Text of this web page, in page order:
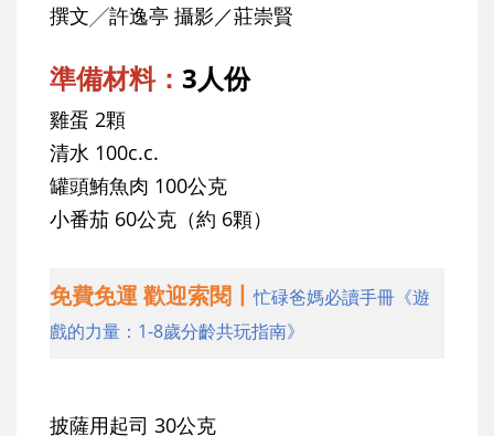
撰文╱許逸亭 攝影／莊崇賢
準備材料： 3人份
雞蛋 2顆
清水 100c.c.
罐頭鮪魚肉 100公克
小番茄 60公克（約 6顆）
免費免運 歡迎索閱丨忙碌爸媽必讀手冊《遊
戲的力量：1-8歲分齡共玩指南》
披薩用起司 30公克